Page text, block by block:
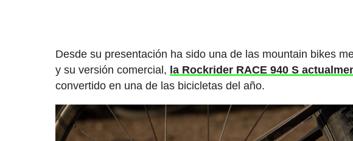
Desde su presentación ha sido una de las mountain bikes
y su versión comercial, la Rockrider RACE 940 S
convertido en una de las bicicletas del año.